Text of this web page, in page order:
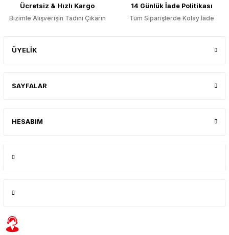
Ücretsiz & Hızlı Kargo
Bizimle Alışverişin Tadını Çıkarın
14 Günlük İade Politikası
Tüm Siparişlerde Kolay İade
ÜYELİK
SAYFALAR
HESABIM